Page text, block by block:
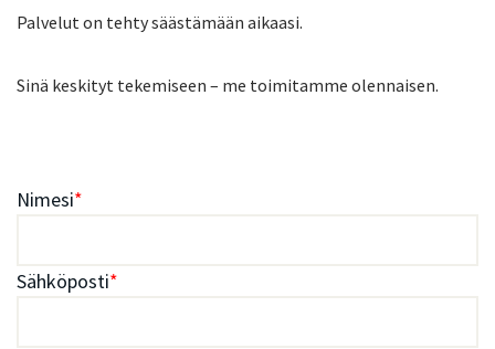
Palvelut on tehty säästämään aikaasi.
Sinä keskityt tekemiseen – me toimitamme olennaisen.
Nimesi*
Sähköposti*